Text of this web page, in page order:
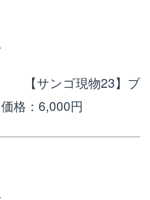
【サンゴ現物23】ブ
価格：6,000円